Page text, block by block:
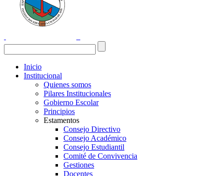
Inicio
Institucional
Quienes somos
Pilares Institucionales
Gobierno Escolar
Principios
Estamentos
Consejo Directivo
Consejo Académico
Consejo Estudiantil
Comité de Convivencia
Gestiones
Docentes